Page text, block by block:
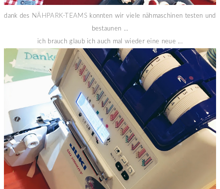
dank des NÄHPARK-TEAMS konnten wir viele nähmaschinen testen und
bestaunen ...
ich brauch glaub ich auch mal wieder eine neue ...